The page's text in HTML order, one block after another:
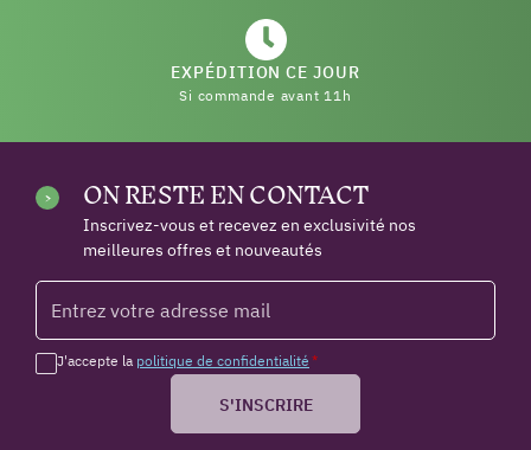
EXPÉDITION CE JOUR
Si commande avant 11h
ON RESTE EN CONTACT
Inscrivez-vous et recevez en exclusivité nos
meilleures offres et nouveautés
J'accepte la politique de confidentialité *
S'INSCRIRE